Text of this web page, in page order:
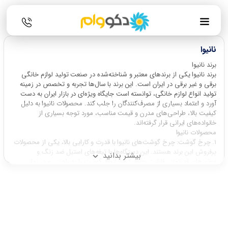
نانیوا
برند نانیوا
برند نانیوا یکی از برندهای معتبر و شناخته‌شده در صنعت تولید لوازم خانگی
برقی و غیر برقی در ایران است. این برند با سال‌ها تجربه و تخصص در زمینه
تولید انواع لوازم خانگی، توانسته است جایگاه ویژه‌ای در بازار ایران به دست
آورد و اعتماد بسیاری از مصرف‌کنندگان را جلب کند. محصولات نانیوا به دلیل
کیفیت بالا، طراحی‌های مدرن و قیمت مناسب، مورد توجه بسیاری از
خانواده‌های ایرانی قرار گرفته‌اند.
محصولات نانیوا
1. چرخ گوشت: چرخ گوشت‌های نانیوا با قدرت و کارایی بالا، یکی از محصولات
پرفروش این برند هستند. این دستگاه‌ها با تیغه‌های استیل ضد زنگ و
موتورهای قدرتمند، قابلیت چرخ کردن انواع گوشت را به راحتی و در زمان
بیشتر بدانید